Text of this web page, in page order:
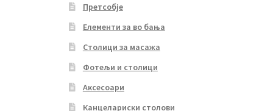
Претсобје
Елементи за во бања
Столици за масажа
Фотељи и столици
Аксесоари
Канцелариски столови